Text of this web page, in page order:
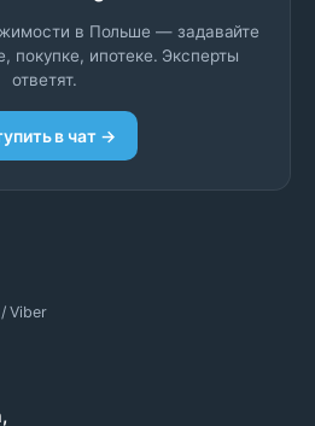
в Польше — задавайте
покупке, ипотеке. Эксперты
ответят.
в чат →
Viber